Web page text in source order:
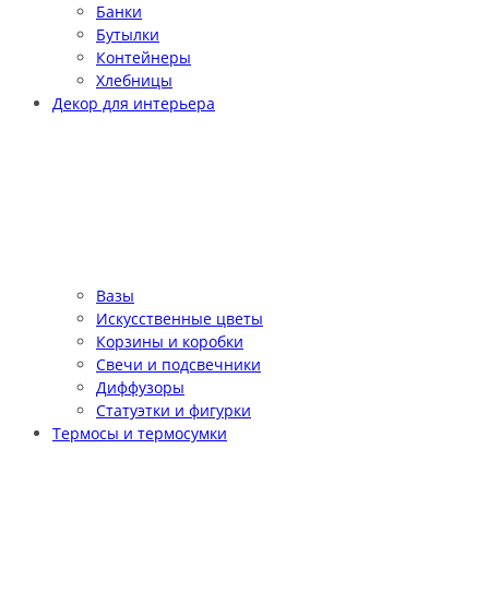
Банки
Бутылки
Контейнеры
Хлебницы
Декор для интерьера
Вазы
Искусственные цветы
Корзины и коробки
Свечи и подсвечники
Диффузоры
Статуэтки и фигурки
Термосы и термосумки